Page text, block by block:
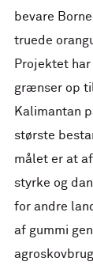
bevare
truede
Projektet
grænser op
Kalimantan
største
målet er at
styrke og
for andre
af gummi